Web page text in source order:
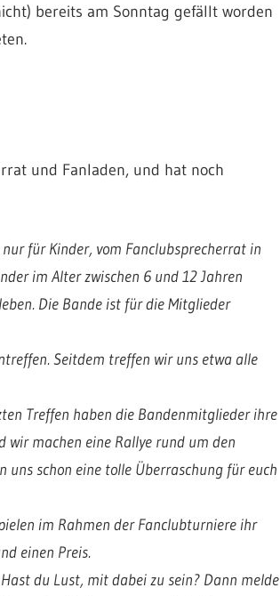
bereits am Sonntag gefällt worden
und Fanladen, und hat noch
für Kinder, vom Fanclubsprecherrat in
im Alter zwischen 6 und 12 Jahren
Die Bande ist für die Mitglieder
Seitdem treffen wir uns etwa alle
Treffen haben die Bandenmitglieder ihre
wir machen eine Rallye rund um den
uns schon eine tolle Überraschung für euch
im Rahmen der Fanclubturniere ihr
einen Preis.
du Lust, mit dabei zu sein? Dann melde